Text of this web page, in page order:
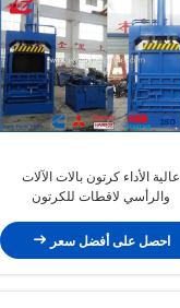
عالية الأداء كرتون بالات الآلات
والرأسي لاقطات للكرتون
احصل على أفضل سعر